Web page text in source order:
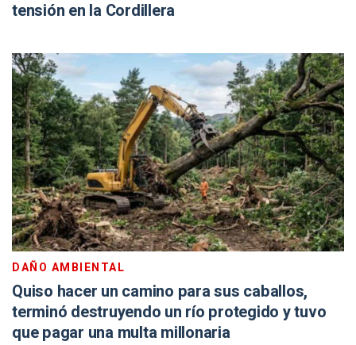
tensión en la Cordillera
DAÑO AMBIENTAL
Quiso hacer un camino para sus caballos,
terminó destruyendo un río protegido y tuvo
que pagar una multa millonaria